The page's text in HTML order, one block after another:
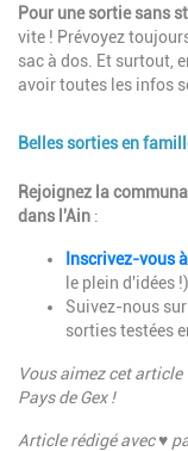
Description
Pour une sortie sans
vite ! Prévoyez
sac à dos. Et surtout,
avoir toutes les infos
Belles sorties en
Description
Rejoignez la
dans l'Ain :
Inscrivez-vous
le plein d'idées !).
Suivez-nous sur
sorties testées
Vous aimez cet
Pays de Gex !
Article rédigé avec ♥